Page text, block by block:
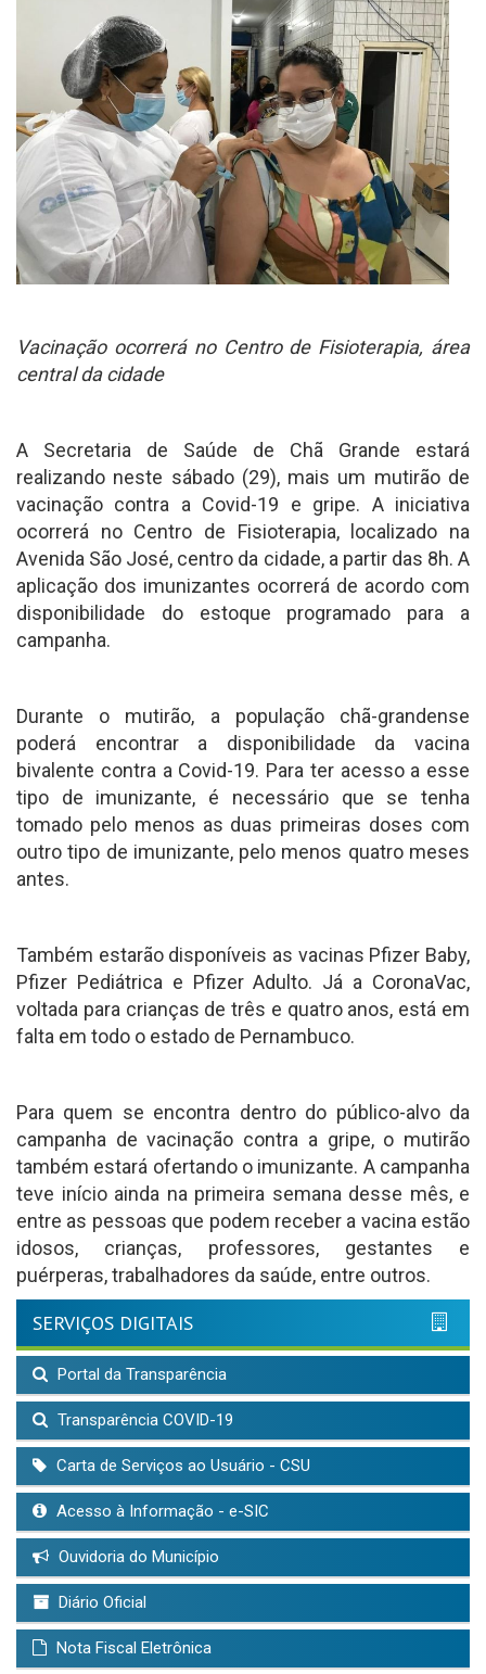
Vacinação ocorrerá no Centro de Fisioterapia, área
central da cidade
A Secretaria de Saúde de Chã Grande estará
realizando neste sábado (29), mais um mutirão de
vacinação contra a Covid-19 e gripe. A iniciativa
ocorrerá no Centro de Fisioterapia, localizado na
Avenida São José, centro da cidade, a partir das 8h. A
aplicação dos imunizantes ocorrerá de acordo com
disponibilidade do estoque programado para a
campanha.
Durante o mutirão, a população chã-grandense
poderá encontrar a disponibilidade da vacina
bivalente contra a Covid-19. Para ter acesso a esse
tipo de imunizante, é necessário que se tenha
tomado pelo menos as duas primeiras doses com
outro tipo de imunizante, pelo menos quatro meses
antes.
Também estarão disponíveis as vacinas Pfizer Baby,
Pfizer Pediátrica e Pfizer Adulto. Já a CoronaVac,
voltada para crianças de três e quatro anos, está em
falta em todo o estado de Pernambuco.
Para quem se encontra dentro do público-alvo da
campanha de vacinação contra a gripe, o mutirão
também estará ofertando o imunizante. A campanha
teve início ainda na primeira semana desse mês, e
entre as pessoas que podem receber a vacina estão
idosos, crianças, professores, gestantes e
puérperas, trabalhadores da saúde, entre outros.
SERVIÇOS DIGITAIS
Portal da Transparência
Transparência COVID-19
Carta de Serviços ao Usuário - CSU
Acesso à Informação - e-SIC
Ouvidoria do Município
Diário Oficial
Nota Fiscal Eletrônica